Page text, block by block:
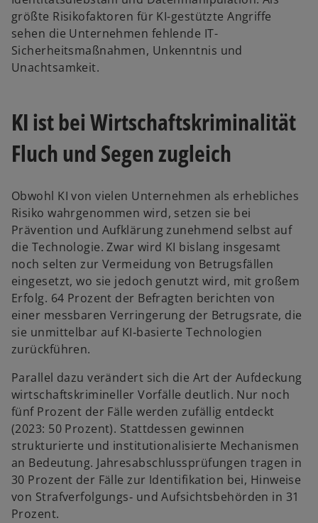
größte Risikofaktoren für KI-gestützte Angriffe
sehen die Unternehmen fehlende IT-
Sicherheitsmaßnahmen, Unkenntnis und
Unachtsamkeit.
KI ist bei Wirtschaftskriminalität
Fluch und Segen zugleich
Obwohl KI von vielen Unternehmen als erhebliches
Risiko wahrgenommen wird, setzen sie bei
Prävention und Aufklärung zunehmend selbst auf
die Technologie. Zwar wird KI bislang insgesamt
noch selten zur Vermeidung von Betrugsfällen
eingesetzt, wo sie jedoch genutzt wird, mit großem
Erfolg. 64 Prozent der Befragten berichten von
einer messbaren Verringerung der Betrugsrate, die
sie unmittelbar auf KI‑basierte Technologien
zurückführen.
Parallel dazu verändert sich die Art der Aufdeckung
wirtschaftskrimineller Vorfälle deutlich. Nur noch
fünf Prozent der Fälle werden zufällig entdeckt
(2023: 50 Prozent). Stattdessen gewinnen
strukturierte und institutionalisierte Mechanismen
an Bedeutung. Jahresabschlussprüfungen tragen in
30 Prozent der Fälle zur Identifikation bei, Hinweise
von Strafverfolgungs‑ und Aufsichtsbehörden in 31
Prozent.